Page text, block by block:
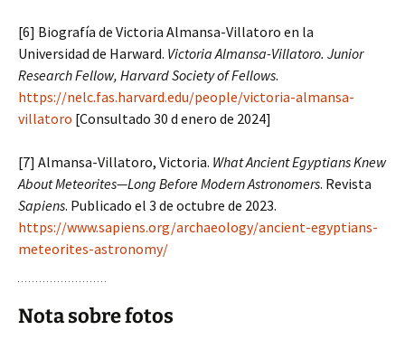
[6] Biografía de Victoria Almansa-Villatoro en la
Universidad de Harward. Victoria Almansa-Villatoro. Junior
Research Fellow, Harvard Society of Fellows.
https://nelc.fas.harvard.edu/people/victoria-almansa-
villatoro [Consultado 30 d enero de 2024]
[7] Almansa-Villatoro, Victoria. What Ancient Egyptians Knew
About Meteorites—Long Before Modern Astronomers. Revista
Sapiens. Publicado el 3 de octubre de 2023.
https://www.sapiens.org/archaeology/ancient-egyptians-
meteorites-astronomy/
Nota sobre fotos